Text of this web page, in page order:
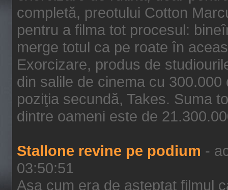
completă, preotului Cotton
pentru a filma tot procesul:
merge totul ca pe roate în
Exorcizare, produs de
din salile de cinema cu
poziţia secundă, Takes. Suma
dintre oameni este de
Stallone revine pe podium -
03:50:51
Asa cum era de asteptat filmul